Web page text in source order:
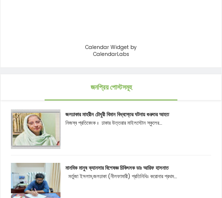
Calendar Widget by
CalendarLabs
জনপ্রিয় পোস্টসমূহ
জলঢাকার মাহরীন চৌধুরী বিমান বিধ্বস্তের ঘটনায় গুরুতর আহত
নিজস্ব প্রতিবেদক ঃ ঢাকার উত্তরার মাইলস্টোন স্কুলের...
মানবিক মানুষ ক্যানসার বিশেষজ্ঞ চিকিৎসক ডাঃ আরিফ হাসনাত
মর্তুজা ইসলাম,জলঢাকা (নীলফামারী) প্রতিনিধিঃ করোনার প্রথম...